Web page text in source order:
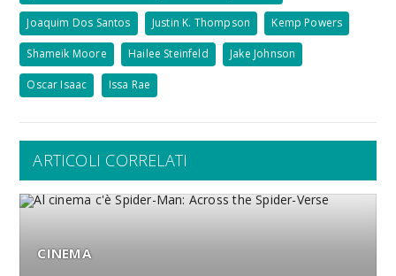
Joaquim Dos Santos Justin K. Thompson Kemp Powers
Shameik Moore Hailee Steinfeld Jake Johnson
Oscar Isaac Issa Rae
ARTICOLI CORRELATI
CINEMA